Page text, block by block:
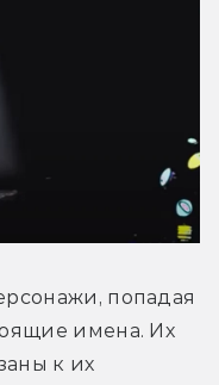
попадая
имена. Их
к их